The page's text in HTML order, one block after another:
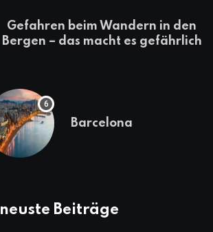
Gefahren beim Wandern in den
Bergen – das macht es gefährlich
Barcelona
neuste Beiträge